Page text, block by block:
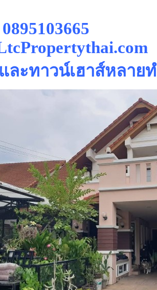
ละทาวน์เฮาส์หลายท